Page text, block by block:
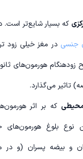
که بسیار شایع‌تر است.
جنسی در مغز خیلی زود
زودهنگام هورمون‌های
تاثیر می‌گذارد.
محیطیکه بر اثر
نوع بلوغ هورمون‌های
و بیضه پسران (و در